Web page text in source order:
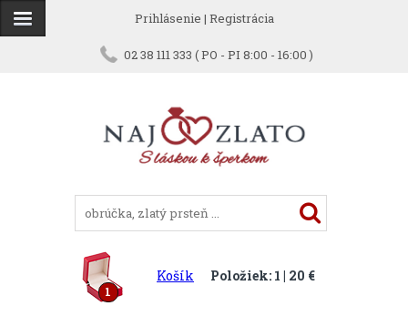
Prihlásenie | Registrácia
02 38 111 333 ( PO - PI 8:00 - 16:00 )
1
Košík Položiek: 1 | 20 €